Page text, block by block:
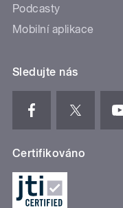
Podcasty
Mobilní aplikace
Sledujte nás
Certifikováno